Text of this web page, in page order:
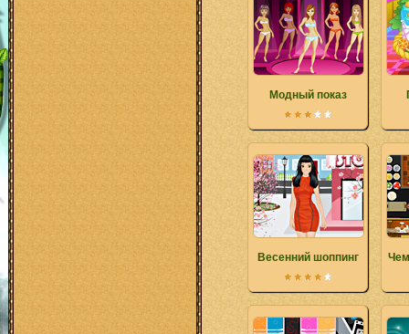
Модный показ
Весенний шоппинг